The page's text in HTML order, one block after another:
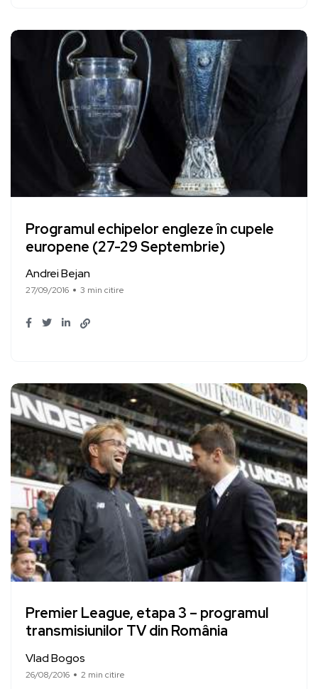
Programul echipelor engleze în cupele
europene (27-29 Septembrie)
Andrei Bejan
27/09/2016 3 min citire
Premier League, etapa 3 – programul
transmisiunilor TV din România
Vlad Bogos
26/08/2016 2 min citire